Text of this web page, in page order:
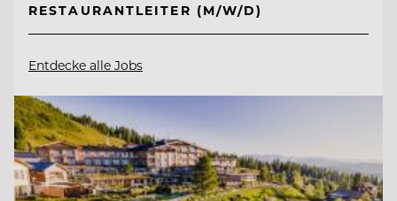
RESTAURANTLEITER (M/W/D)
Entdecke alle Jobs